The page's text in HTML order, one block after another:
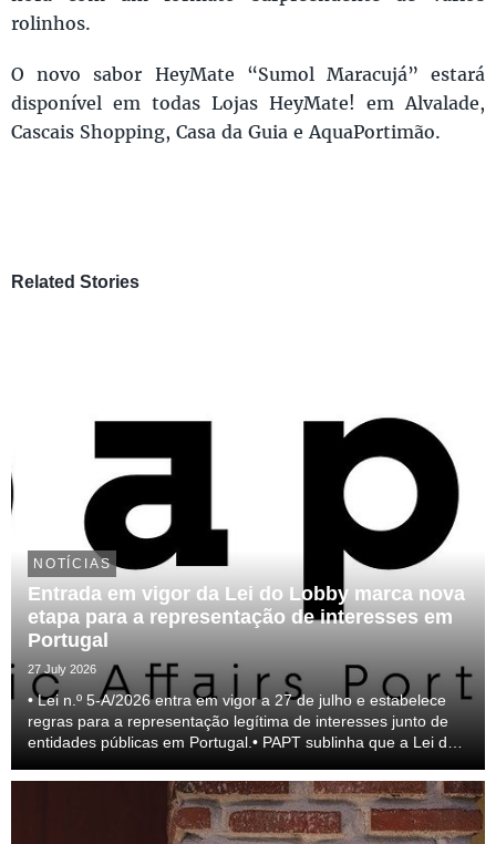
rolinhos.
O novo sabor HeyMate “Sumol Maracujá” estará
disponível em todas Lojas HeyMate! em Alvalade,
Cascais Shopping, Casa da Guia e AquaPortimão.
Related Stories
NOTÍCIAS
Entrada em vigor da Lei do Lobby marca nova
etapa para a representação de interesses em
Portugal
27 July 2026
• Lei n.º 5-A/2026 entra em vigor a 27 de julho e estabelece
regras para a representação legítima de interesses junto de
entidades públicas em Portugal.• PAPT sublinha que a Lei do
do setor e para a transparên...